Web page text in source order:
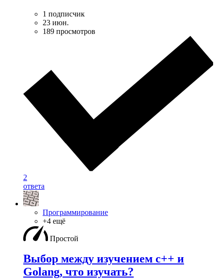
1 подписчик
23 июн.
189 просмотров
2
ответа
Программирование
+4 ещё
Простой
Выбор между изучением c++ и
Golang, что изучать?